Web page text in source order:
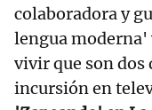
colaboradora y
lengua moderna'
vivir que son dos
incursión en